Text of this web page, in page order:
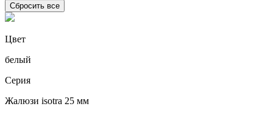
Сбросить все
Цвет
белый
Серия
Жалюзи isotra 25 мм